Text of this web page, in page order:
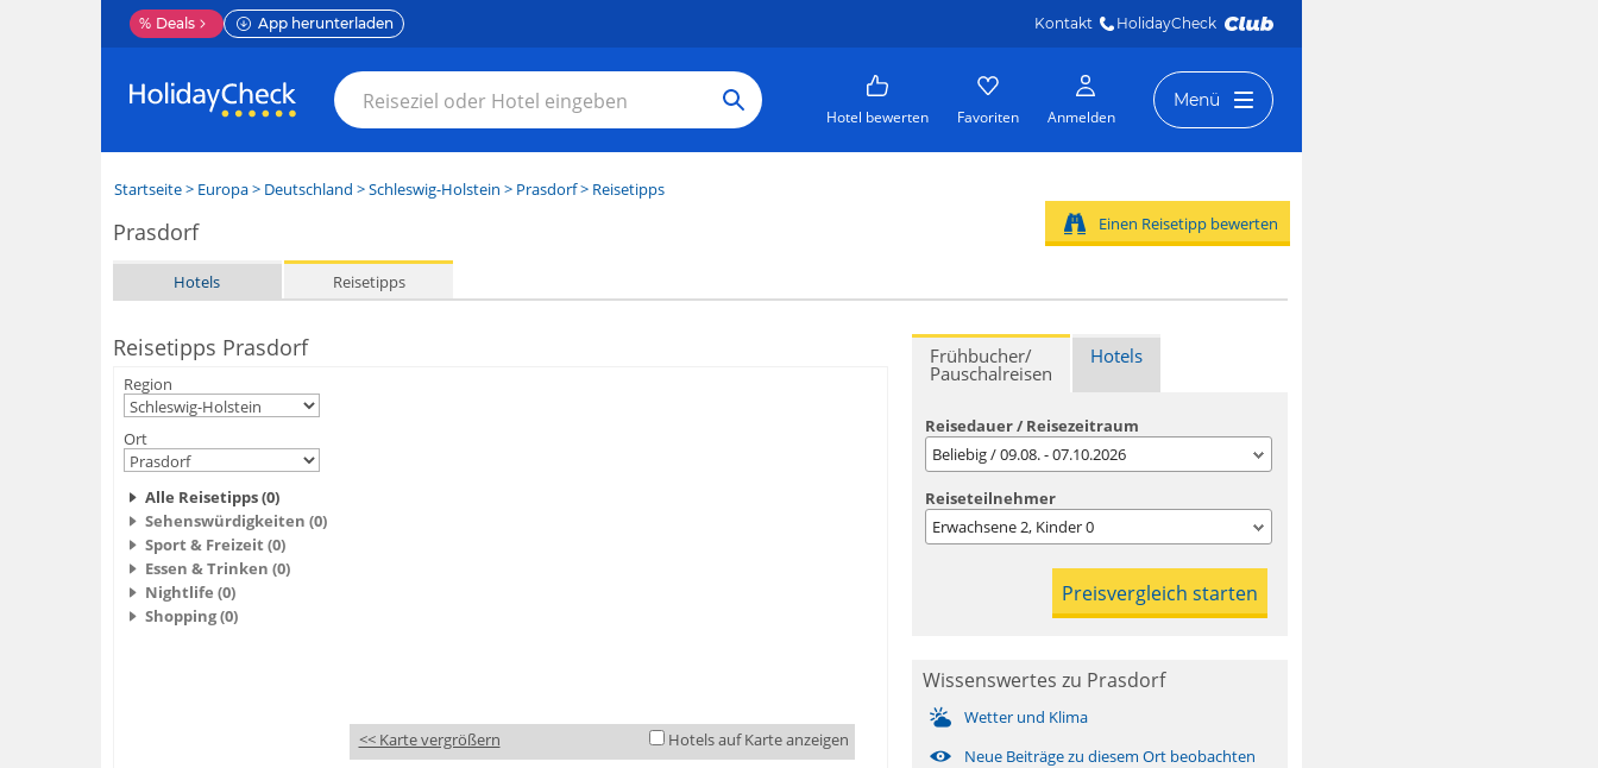
% Deals App herunterladen Kontakt HolidayCheck
Hotel bewerten Favoriten Anmelden
Menü
Startseite> Europa> Deutschland >Schleswig-Holstein > Prasdorf> Reisetipps
Prasdorf
Hotels Reisetipps
Einen Reisetipp bewerten
Reisetipps Prasdorf
Region
Ort
Alle Reisetipps (0)
Sehenswürdigkeiten (0)
Sport & Freizeit (0)
Essen & Trinken (0)
Nightlife (0)
Shopping (0)
<< Karte vergrößern Hotels auf Karte anzeigen
Frühbucher/
Pauschalreisen
Hotels
Reisedauer / Reisezeitraum
Beliebig / 09.08. - 07.10.2026
Reiseteilnehmer
Erwachsene2, Kinder0
Wissenswertes zu Prasdorf
Wetter und Klima
Neue Beiträge zu diesem Ort beobachten